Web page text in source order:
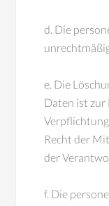
d. Die
e. Die
Daten ist zur
Recht der
der
f. Die